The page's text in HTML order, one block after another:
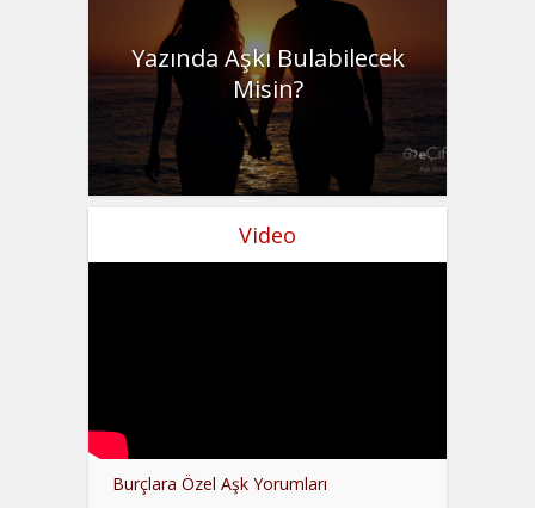
Yazında Aşkı Bulabilecek
Misin?
Video
Burçlara Özel Aşk Yorumları